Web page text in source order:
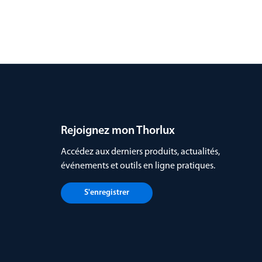
Rejoignez mon Thorlux
Accédez aux derniers produits, actualités,
événements et outils en ligne pratiques.
S'enregistrer